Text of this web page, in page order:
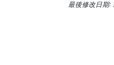
最後修改日期